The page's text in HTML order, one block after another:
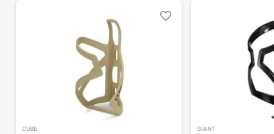
CUBE GIANT